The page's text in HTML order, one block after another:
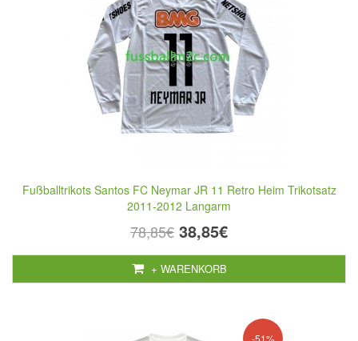
Fußballtrikots Santos FC Neymar JR 11 Retro Heim Trikotsatz
2011-2012 Langarm
78,85€ 38,85€
+ WARENKORB
-51%